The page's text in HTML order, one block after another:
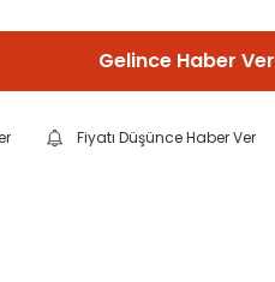
Gelince Haber Ver
Fiyatı Düşünce Haber Ver